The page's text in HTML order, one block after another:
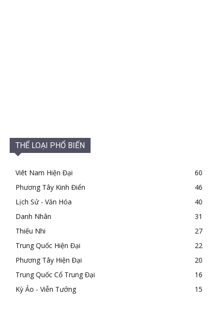
THỂ LOẠI PHỔ BIẾN
Viêt Nam Hiện Đại
60
Phương Tây Kinh Điển
46
Lịch Sử - Văn Hóa
40
Danh Nhân
31
Thiếu Nhi
27
Trung Quốc Hiện Đại
22
Phương Tây Hiện Đại
20
Trung Quốc Cổ Trung Đại
16
Kỳ Ảo - Viễn Tưởng
15